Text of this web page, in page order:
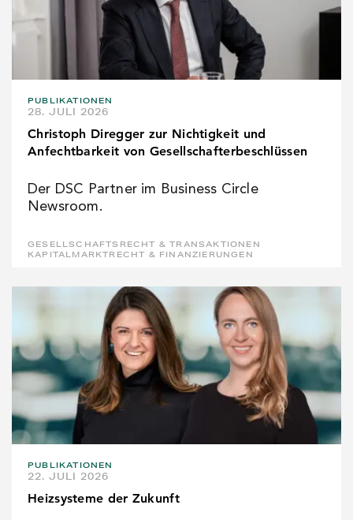
PUBLIKATIONEN
28. JULI 2026
Christoph Diregger zur Nichtigkeit und
Anfechtbarkeit von Gesellschafterbeschlüssen
Der DSC Partner im Business Circle
Newsroom.
GESELLSCHAFTSRECHT & TRANSAKTIONEN
KAPITALMARKTRECHT & FINANZIERUNGEN
PUBLIKATIONEN
22. JULI 2026
Heizsysteme der Zukunft